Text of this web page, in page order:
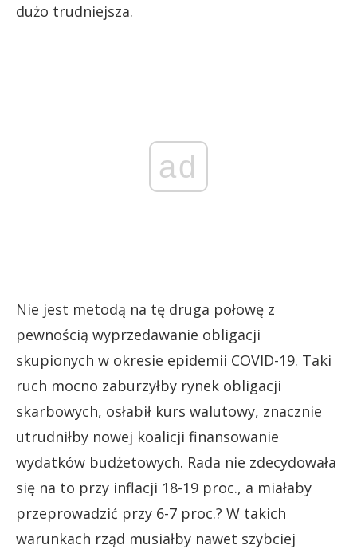
dużo trudniejsza.
ad
Nie jest metodą na tę druga połowę z
pewnością wyprzedawanie obligacji
skupionych w okresie epidemii COVID-19. Taki
ruch mocno zaburzyłby rynek obligacji
skarbowych, osłabił kurs walutowy, znacznie
utrudniłby nowej koalicji finansowanie
wydatków budżetowych. Rada nie zdecydowała
się na to przy inflacji 18-19 proc., a miałaby
przeprowadzić przy 6-7 proc.? W takich
warunkach rząd musiałby nawet szybciej